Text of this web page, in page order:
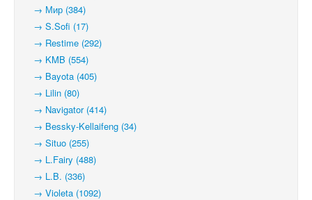
→ Мир (384)
→ S.Sofi (17)
→ Restime (292)
→ KMB (554)
→ Bayota (405)
→ Lilin (80)
→ Navigator (414)
→ Bessky-Kellaifeng (34)
→ Situo (255)
→ L.Fairy (488)
→ L.B. (336)
→ Violeta (1092)